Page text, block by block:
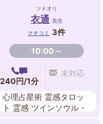
ソドオリ
衣通 先生
クチコミ
3件
10:00～
240円/1分
未対応
心理占星術 霊感タロッ
ト 霊感 ツインソウル・